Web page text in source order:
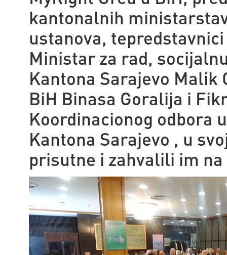
kantonalnih
ustanova,
Ministar za rad,
Kantona Sarajevo
BiH Binasa Goralija i
Koordinacionog odbora
Kantona Sarajevo , u
prisutne i zahvalili im